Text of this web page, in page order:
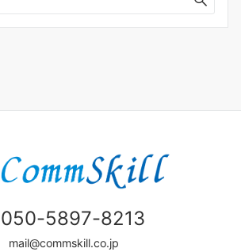
050-5897-8213
mail@commskill.co.jp